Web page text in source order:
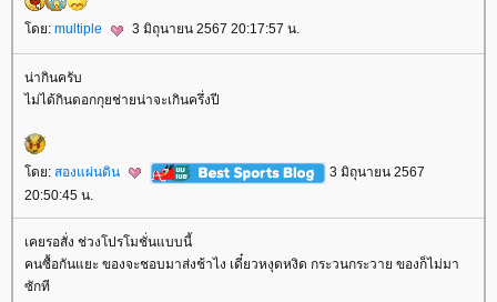
ดย: multiple 3 มิถุนายน 2567 20:17:57 น.
น่ากินครับ
ไม่ได้กินดอกกุยช่ายน่าจะเกินครึ่งปี
ดย: สองแผ่นดิน
3 มิถุนายน 2567
20:50:45 น.
เคยรอสั่ง ช่วงโปรโมชั่นแบบนี้
คนซื้อกันแยะ ของจะชอบมาส่งช้าไง เดี๋ยวหงุดหงิด กระวนกระวาย ของก็ไม่มา
ซักที